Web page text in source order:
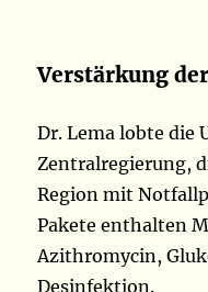
Verstärkung
Dr. Lema lobte die
Zentralregierung,
Region mit
Pakete enthalten
Azithromycin,
Desinfektion.